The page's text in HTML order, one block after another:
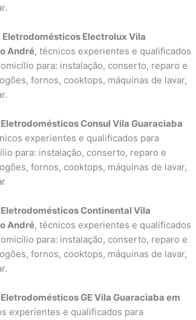
Electrolux Vila
André, técnicos experientes e qualificados
para: instalação, conserto, reparo e
fornos, cooktops, máquinas de lavar,
Consul Vila Guaraciaba
experientes e qualificados para
para: instalação, conserto, reparo e
fornos, cooktops, máquinas de lavar,
Continental Vila
André, técnicos experientes e qualificados
para: instalação, conserto, reparo e
fornos, cooktops, máquinas de lavar,
GE Vila Guaraciaba em
experientes e qualificados para